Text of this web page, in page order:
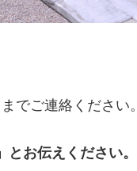
までご連絡ください。
お伝えください。